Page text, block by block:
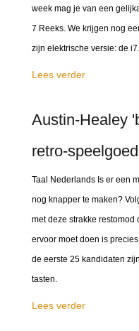
week mag je van een
7 Reeks. We krijgen nog
zijn elektrische versie: de i7.
Lees verder
Austin-Healey
retro-speelgoed
Taal Nederlands Is er een
nog knapper te maken?
met deze strakke restomod
ervoor moet doen is
de eerste 25 kandidaten
tasten.
Lees verder